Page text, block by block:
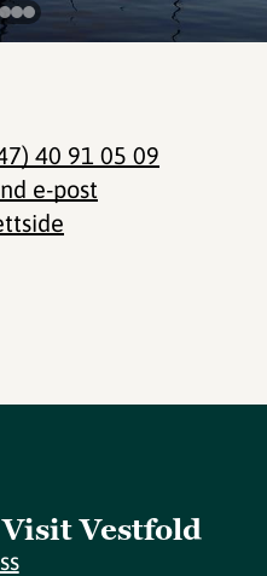
40 91 05 09
e-post
Vestfold